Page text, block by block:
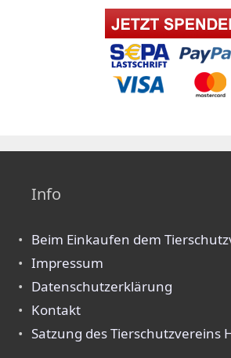
Info
Beim Einkaufen dem
Impressum
Datenschutzerklärung
Kontakt
Satzung des Tierschutzvereins